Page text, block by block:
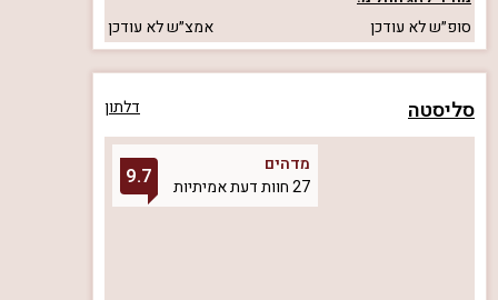
סופ״שלא עודכן אמצ״שלא עודכן
סליסטה דלתון
מדהים
27 חוות דעת אמיתיות
9.7